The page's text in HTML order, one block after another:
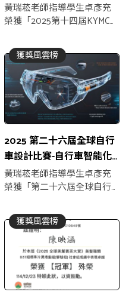
黃瑞菘老師指導學生卓彥充
榮獲「2025第十四屆KYMCO
獲獎風雲榜
2025 第二十六屆全球自行
車設計比賽-自行車智能化
零配件
黃瑞菘老師指導學生卓彥充
榮獲「第二十六屆全球自行
獲獎風雲榜